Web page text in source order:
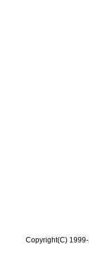
Copyright(C)